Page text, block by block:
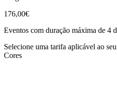
176,00€
Eventos com duração máxima de 4
Selecione uma tarifa aplicável ao
Cores